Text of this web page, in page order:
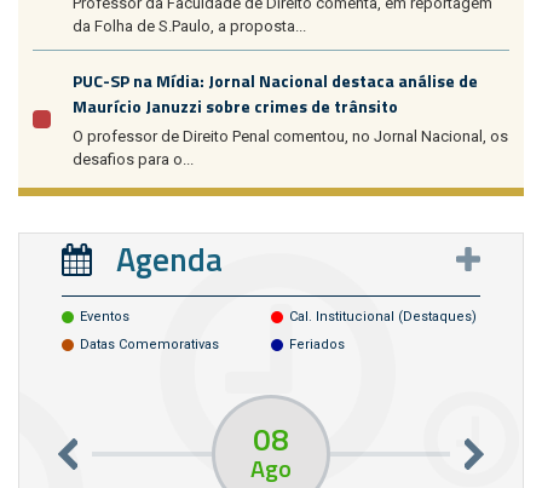
da Folha de S.Paulo, a proposta...
PUC-SP na Mídia: Jornal Nacional destaca análise de
Maurício Januzzi sobre crimes de trânsito
O professor de Direito Penal comentou, no Jornal Nacional, os
desafios para o...
Agenda
Eventos
Cal. Institucional (destaques)
Datas Comemorativas
Feriados
08
Ago